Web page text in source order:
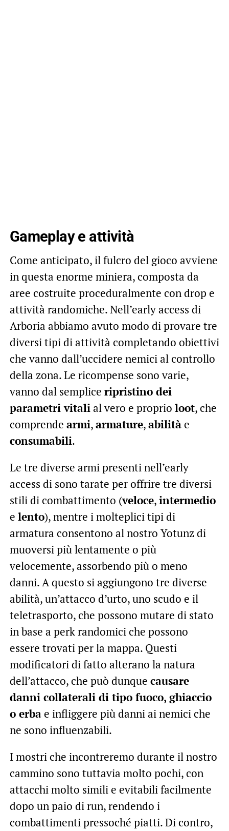
Gameplay e attività
Come anticipato, il fulcro del gioco avviene
in questa enorme miniera, composta da
aree costruite proceduralmente con drop e
attività randomiche. Nell’early access di
Arboria abbiamo avuto modo di provare tre
diversi tipi di attività completando obiettivi
che vanno dall’uccidere nemici al controllo
della zona. Le ricompense sono varie,
vanno dal semplice ripristino dei
parametri vitalial vero e proprio loot, che
comprende armi,armature,abilitàe
consumabili.
Le tre diverse armi presenti nell’early
access di sono tarate per offrire tre diversi
stili di combattimento (veloce,intermedio
e lento), mentre i molteplici tipi di
armatura consentono al nostro Yotunz di
muoversi più lentamente o più
velocemente, assorbendo più o meno
danni. A questo si aggiungono tre diverse
abilità, un’attacco d’urto, uno scudo e il
teletrasporto, che possono mutare di stato
in base a perk randomici che possono
essere trovati per la mappa. Questi
modificatori di fatto alterano la natura
dell’attacco, che può dunque causare
danni collaterali di tipo fuoco, ghiaccio
o erbae infliggere più danni ai nemici che
ne sono influenzabili.
I mostri che incontreremo durante il nostro
cammino sono tuttavia molto pochi, con
attacchi molto simili e evitabili facilmente
dopo un paio di run, rendendo i
combattimenti pressoché piatti. Di contro,